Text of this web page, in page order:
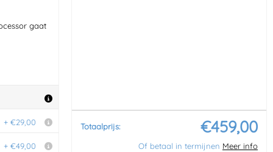
gaat
+ €29,00
+ €49,00
Totaalprijs: €459,00
Of betaal in termijnen Meer info